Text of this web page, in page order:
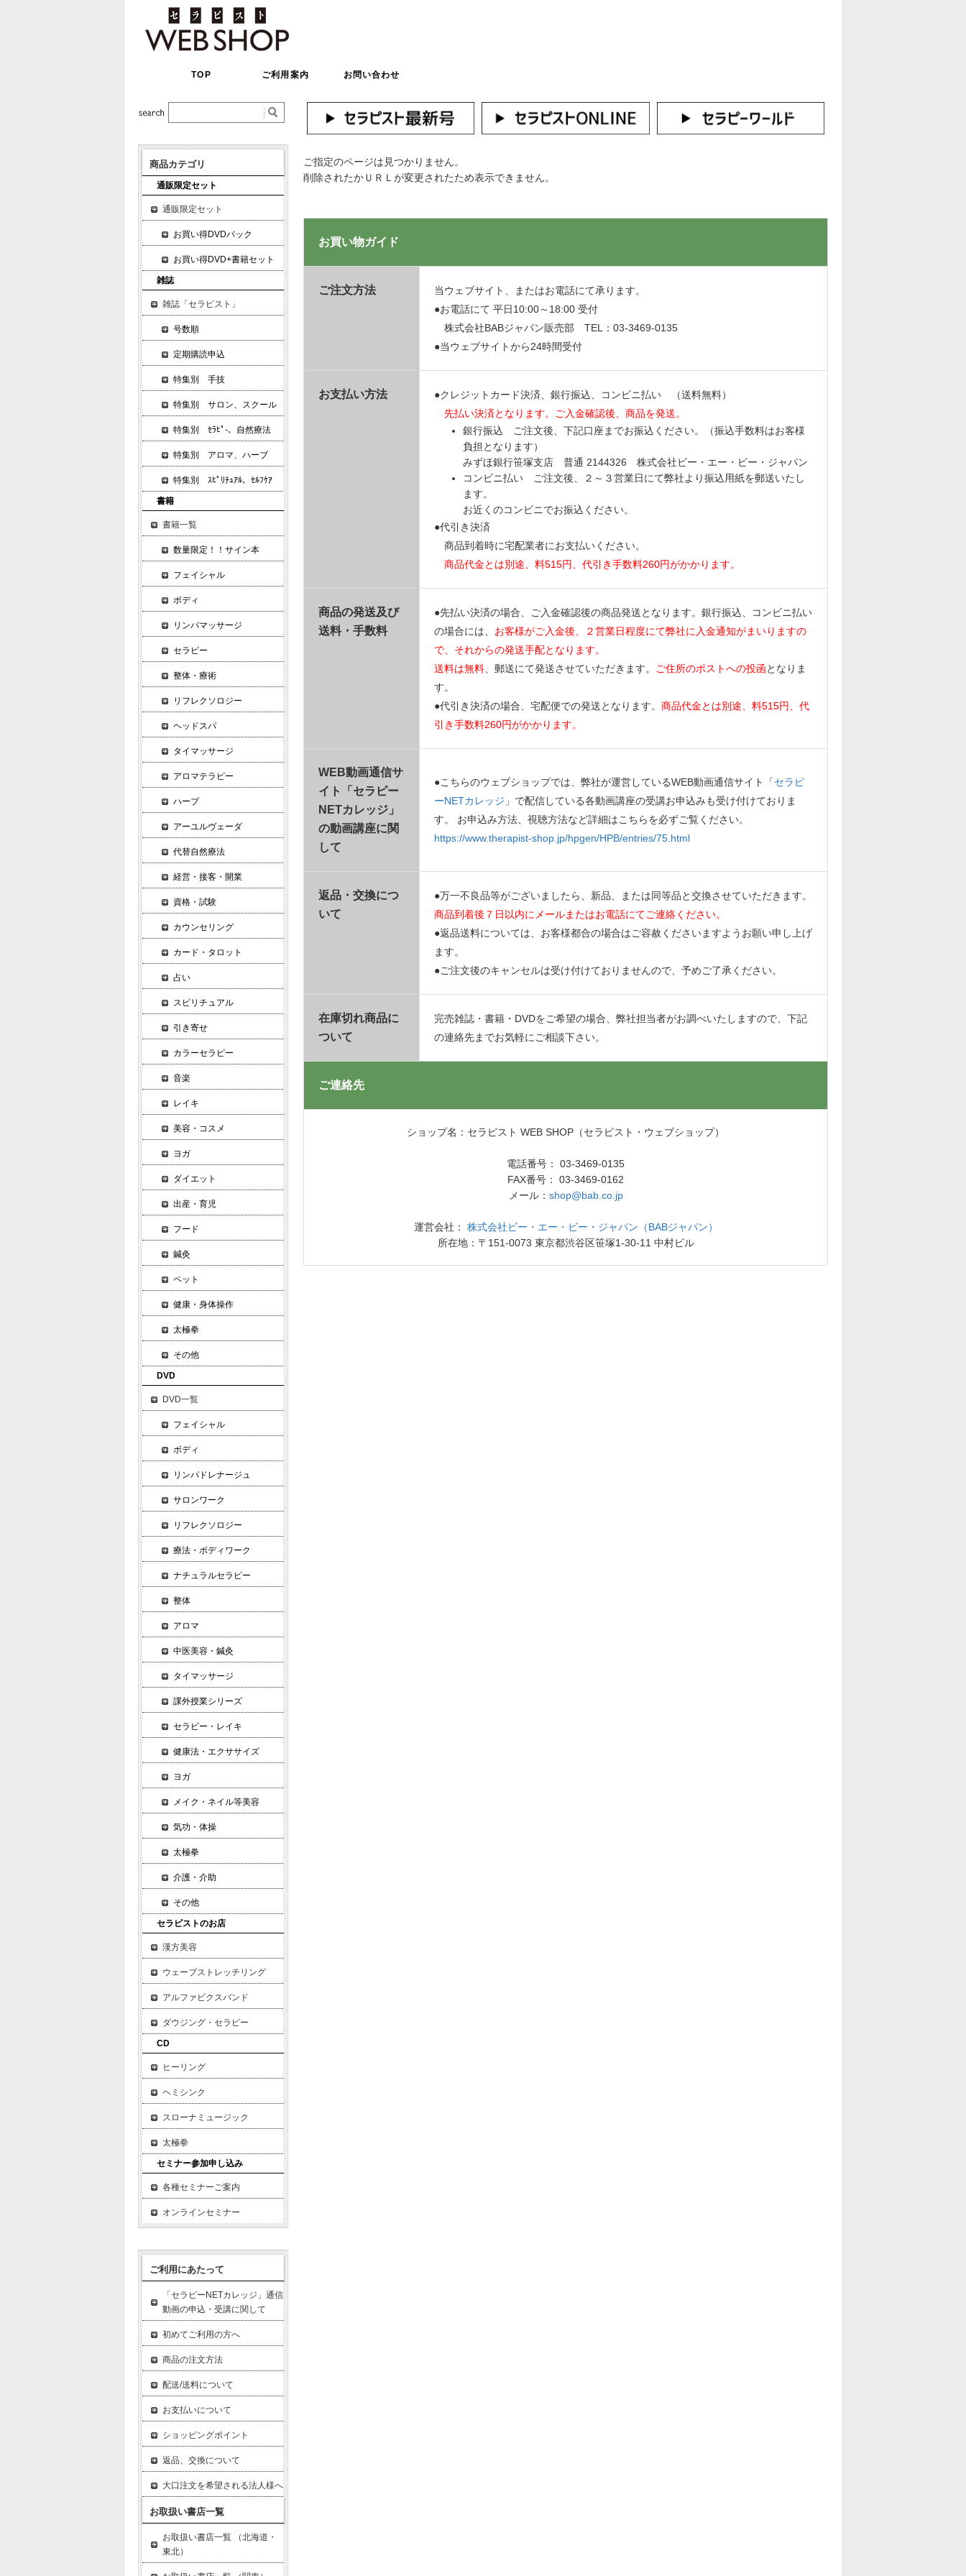
TOP ご利用案内 お問い合わせ
ご指定のページは見つかりません。
削除されたかＵＲＬが変更されたため表示できません。
お買い物ガイド
ご注文方法
当ウェブサイト、またはお電話にて承ります。
●お電話にて 平日10:00～18:00 受付
株式会社BABジャパン販売部 TEL：03-3469-0135
●当ウェブサイトから24時間受付
お支払い方法
●クレジットカード決済、銀行振込、コンビニ払い （送料無料）
先払い決済となります。ご入金確認後、商品を発送。
銀行振込 ご注文後、下記口座までお振込ください。（振込手数料はお客様
負担となります）
みずほ銀行笹塚支店 普通 2144326 株式会社ビー・エー・ビー・ジャパン
コンビニ払い ご注文後、２～３営業日にて弊社より振込用紙を郵送いたし
ます。
お近くのコンビニでお振込ください。
●代引き決済
商品到着時に宅配業者にお支払いください。
商品代金とは別途、料515円、代引き手数料260円がかかります。
商品の発送及び
送料・手数料
●先払い決済の場合、ご入金確認後の商品発送となります。銀行振込、コンビニ払い
の場合には、 お客様がご入金後、２営業日程度にて弊社に入金通知がまいりますの
で、それからの発送手配となります。
送料は無料 、郵送にて発送させていただきます。 ご住所のポストへの投函となりま
す。
●代引き決済の場合、宅配便での発送となります。 商品代金とは別途、料515円、代
引き手数料260円がかかります。
WEB動画通信サ
イト「セラピー
NETカレッジ」
の動画講座に関
して
●こちらのウェブショップでは、弊社が運営しているWEB動画通信サイト「セラピ
ーNETカレッジ 」で配信している各動画講座の受講お申込みも受け付けておりま
す。 お申込み方法、視聴方法など詳細はこちらを必ずご覧ください。
https://www.therapist-shop.jp/hpgen/HPB/entries/75.html
返品・交換につ
いて
●万一不良品等がございましたら、新品、または同等品と交換させていただきます。
商品到着後７日以内にメールまたはお電話にてご連絡ください。
●返品送料については、お客様都合の場合はご容赦くださいますようお願い申し上げ
ます。
●ご注文後のキャンセルは受け付けておりませんので、予めご了承ください。
在庫切れ商品に
ついて
完売雑誌・書籍・DVDをご希望の場合、弊社担当者がお調べいたしますので、下記
の連絡先までお気軽にご相談下さい。
ご連絡先
ショップ名：セラピスト WEB SHOP（セラピスト・ウェブショップ）
電話番号： 03-3469-0135
FAX番号： 03-3469-0162
メール： shop@bab.co.jp
運営会社： 株式会社ビー・エー・ビー・ジャパン（BABジャパン）
所在地：〒151-0073 東京都渋谷区笹塚1-30-11 中村ビル
商品カテゴリ
通販限定セット
通販限定セット
お買い得DVDパック
お買い得DVD+書籍セット
雑誌
雑誌「セラピスト」
号数順
定期購読申込
特集別 手技
特集別 サロン、スクール
特集別 ｾﾗﾋﾟ-、自然療法
特集別 アロマ、ハーブ
特集別 ｽﾋﾟﾘﾁｭｱﾙ、ｾﾙﾌｹｱ
書籍
書籍一覧
数量限定！！サイン本
フェイシャル
ボディ
リンパマッサージ
セラピー
整体・療術
リフレクソロジー
ヘッドスパ
タイマッサージ
アロマテラピー
ハーブ
アーユルヴェーダ
代替自然療法
経営・接客・開業
資格・試験
カウンセリング
カード・タロット
占い
スピリチュアル
引き寄せ
カラーセラピー
音楽
レイキ
美容・コスメ
ヨガ
ダイエット
出産・育児
フード
鍼灸
ペット
健康・身体操作
太極拳
その他
DVD
DVD一覧
フェイシャル
ボディ
リンパドレナージュ
サロンワーク
リフレクソロジー
療法・ボディワーク
ナチュラルセラピー
整体
アロマ
中医美容・鍼灸
タイマッサージ
課外授業シリーズ
セラピー・レイキ
健康法・エクササイズ
ヨガ
メイク・ネイル等美容
気功・体操
太極拳
介護・介助
その他
セラピストのお店
漢方美容
ウェーブストレッチリング
アルファビクスバンド
ダウジング・セラピー
CD
ヒーリング
ヘミシンク
スローナミュージック
太極拳
セミナー参加申し込み
各種セミナーご案内
オンラインセミナー
ご利用にあたって
「セラピーNETカレッジ」通信
動画の申込・受講に関して
初めてご利用の方へ
商品の注文方法
配送/送料について
お支払いについて
ショッピングポイント
返品、交換について
大口注文を希望される法人様へ
お取扱い書店一覧
お取扱い書店一覧 （北海道・
東北）